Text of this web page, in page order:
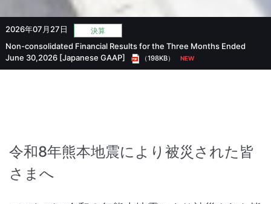
2026年07月27日 決算
Non-consolidated Financial Results for the Three Months Ended
June 30,2026 [Japanese GAAP]
（198KB）
令和8年熊本地震により被災された皆
さまへ